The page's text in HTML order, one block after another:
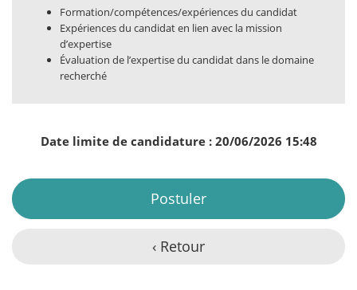
Formation/compétences/expériences du candidat
Expériences du candidat en lien avec la mission
d’expertise
Évaluation de l’expertise du candidat dans le domaine
recherché
Date limite de candidature : 20/06/2026 15:48
Postuler
‹ Retour